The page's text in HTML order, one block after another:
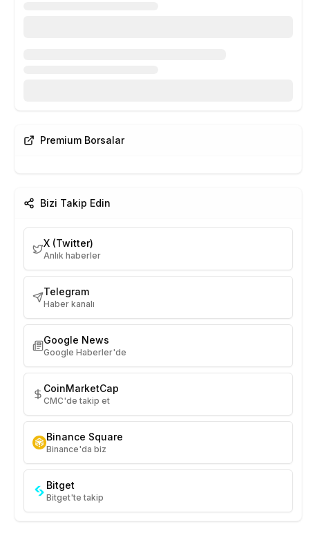
Premium Borsalar
Bizi Takip Edin
X (Twitter)
Anlık haberler
Telegram
Haber kanalı
Google News
Google Haberler'de
CoinMarketCap
CMC'de takip et
Binance Square
Binance'da biz
Bitget
Bitget'te takip